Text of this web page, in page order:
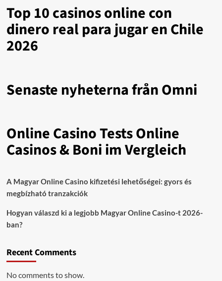
Top 10 casinos online con
dinero real para jugar en Chile
2026
Senaste nyheterna från Omni
Online Casino Tests Online
Casinos & Boni im Vergleich
A Magyar Online Casino kifizetési lehetőségei: gyors és
megbízható tranzakciók
Hogyan válaszd ki a legjobb Magyar Online Casino-t 2026-
ban?
Recent Comments
No comments to show.